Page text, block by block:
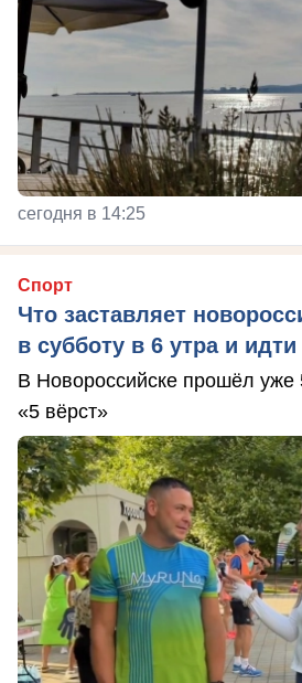
сегодня в 14:25
Спорт
Что заставляет
в субботу в 6 утра и
В Новороссийске прошёл уже
«5 вёрст»